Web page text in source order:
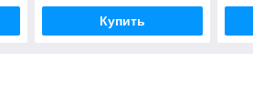
Купить